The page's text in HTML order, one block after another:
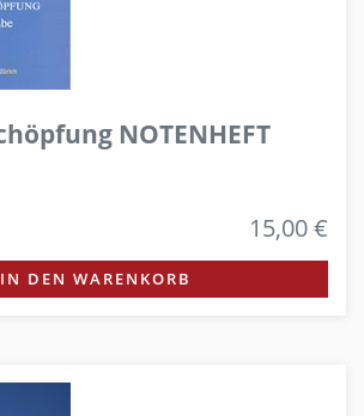
NOTENHEFT
15,00 €
IN DEN WARENKORB